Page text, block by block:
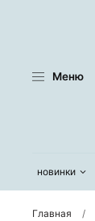
Меню
новинки
Главная